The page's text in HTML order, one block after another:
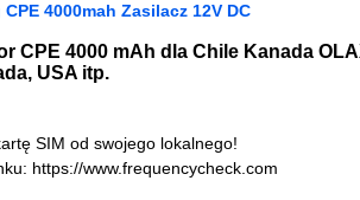
4000mah Zasilacz 12V DC
CPE 4000 mAh dla Chile Kanada
USA itp.
SIM od swojego lokalnego!
https://www.frequencycheck.com